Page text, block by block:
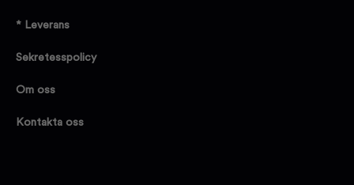
* Leverans
Sekretesspolicy
Om oss
Kontakta oss